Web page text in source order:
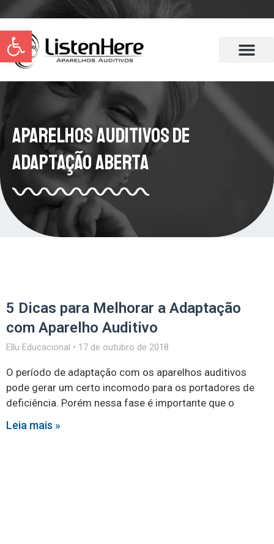
Abrir a barra de ferramentas
Aparelhos Auditivos de
Adaptação Aberta
5 Dicas para Melhorar a Adaptação
com Aparelho Auditivo
Ellu Educacional 17 de outubro de 2018
O período de adaptação com os aparelhos auditivos
pode gerar um certo incomodo para os portadores de
deficiência. Porém nessa fase é importante que o
Leia mais »